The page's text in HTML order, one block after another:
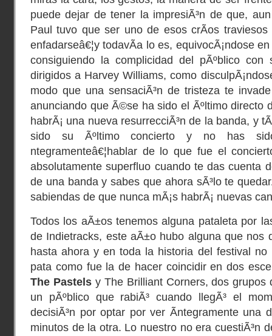
puede dejar de tener la impresiÃ³n de que,
Paul tuvo que ser uno de esos crÃ­os
enfadarseâ€¦y todavÃ­a lo es, equivocÃ¡ndose
consiguiendo la complicidad del pÃºblico con
dirigidos a Harvey Williams, como
modo que una sensaciÃ³n de tristeza te
anunciando que Ã©se ha sido el Ãºltimo directo
habrÃ¡ una nueva resurrecciÃ³n de la banda, y
sido su Ãºltimo concierto y no has
ntegramenteâ€¦hablar de lo que fue el
absolutamente superfluo cuando te das cuenta
de una banda y sabes que ahora sÃ³lo te
sabiendas de que nunca mÃ¡s habrÃ¡ nuevas
Todos los aÃ±os tenemos alguna pataleta por
de Indietracks, este aÃ±o hubo alguna que nos
hasta ahora y en toda la historia del festival no
pata como fue la de hacer coincidir en dos
The Pastelsy The Brilliant Corners, dos grupos
un pÃºblico que rabiÃ³ cuando llegÃ³ el
decisiÃ³n por optar por ver Ã­ntegramente una
minutos de la otra. Lo nuestro no era cuestiÃ³n